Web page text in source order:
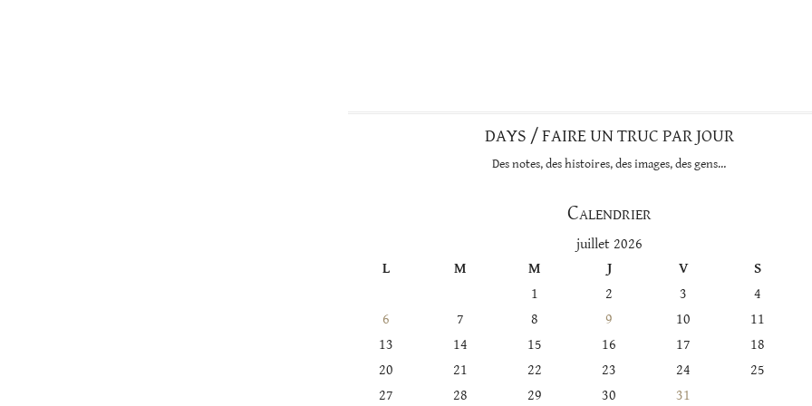
DAYS / FAIRE UN TRUC PAR JOUR
Des notes, des histoires, des images, des gens…
Calendrier
juillet 2026
L
M M J V S
1
2 3 4
6
7 8 9 10 11
13
14 15 16 17 18
20
21 22 23 24 25
27
28 29 30 31